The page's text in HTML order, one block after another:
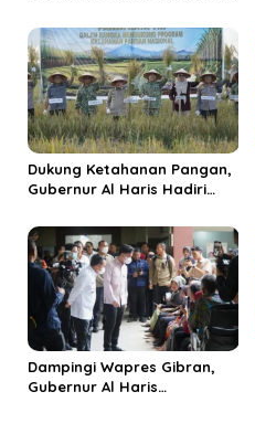
Ekonomi Rakyat
Dukung Ketahanan Pangan,
Gubernur Al Haris Hadiri
Kabupaten Tanjungjabung
Timur
Dampingi Wapres Gibran,
Gubernur Al Haris